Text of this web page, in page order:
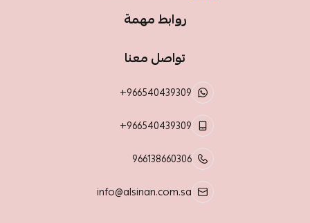
روابط مهمة
تواصل معنا
+966540439309
+966540439309
966138660306
info@alsinan.com.sa